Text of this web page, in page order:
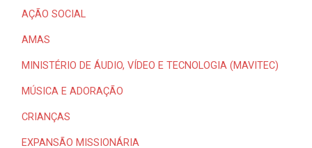
AÇÃO SOCIAL
AMAS
MINISTÉRIO DE ÁUDIO, VÍDEO E TECNOLOGIA (MAVITEC)
MÚSICA E ADORAÇÃO
CRIANÇAS
EXPANSÃO MISSIONÁRIA